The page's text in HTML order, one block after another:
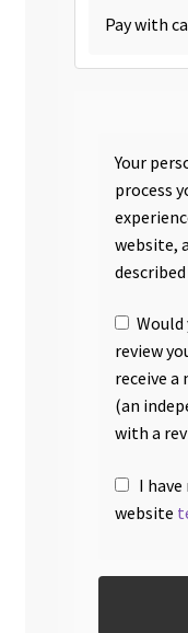
Pay with
Your
process
website,
review
receive a
(an
with a
I
website